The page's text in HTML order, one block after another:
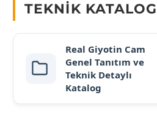
TEKNIK
Real Giyotin Cam
Genel Tanıtım ve
Teknik Detaylı
Katalog